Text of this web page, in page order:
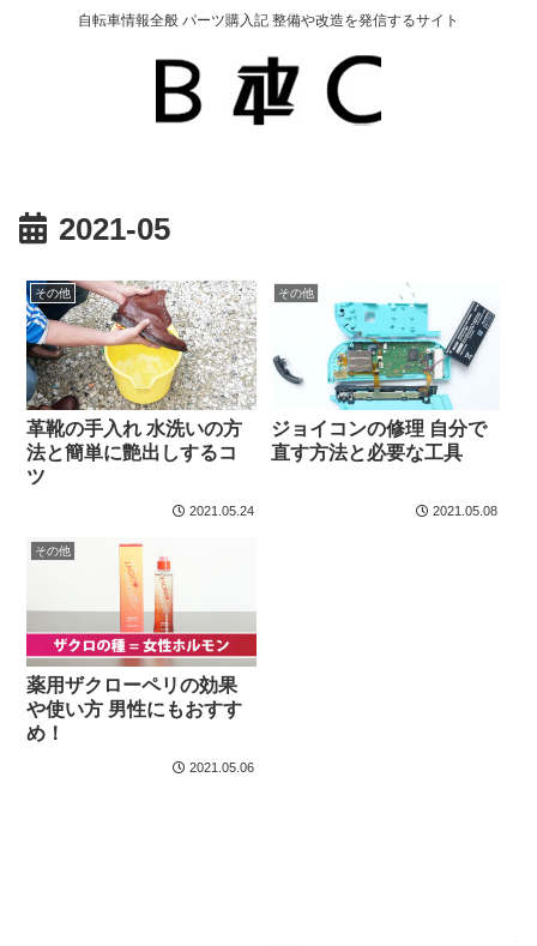
自転車情報全般 パーツ購入記 整備や改造を発信するサイト
2021-05
その他
革靴の手入れ 水洗いの方
法と簡単に艶出しするコ
ツ
2021.05.24
その他
ジョイコンの修理 自分で
直す方法と必要な工具
2021.05.08
その他
薬用ザクローペリの効果
や使い方 男性にもおすす
め！
2021.05.06